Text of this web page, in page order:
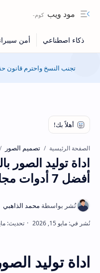
Navigation menu
مود ويب
تجنب النسخ واحترم قانون
الصفحة الرئيسية تصميم الصور
اداة توليد الصور
أفضل 7 أدوات مجانية 2026
اداة توليد